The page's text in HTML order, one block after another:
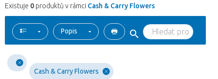
Existuje 0 produktů v rámci Cash & Carry Flowers
Popis
Cash & Carry Flowers